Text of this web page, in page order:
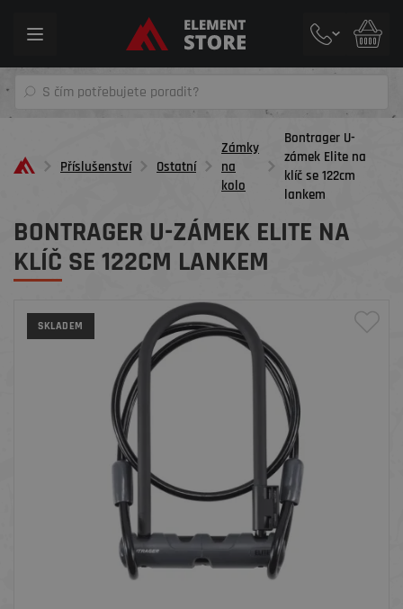
Toggle
Příslušenství Ostatní
Zámky
na
kolo
Bontrager U-
zámek Elite na
klíč se 122cm
lankem
BONTRAGER U-ZÁMEK ELITE NA
KLÍČ SE 122CM LANKEM
SKLADEM